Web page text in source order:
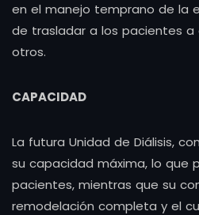
en el manejo temprano de la
de trasladar a los pacientes
otros.
CAPACIDAD
La futura Unidad de Diálisis,
su capacidad máxima, lo que
pacientes, mientras que su
remodelación completa y el